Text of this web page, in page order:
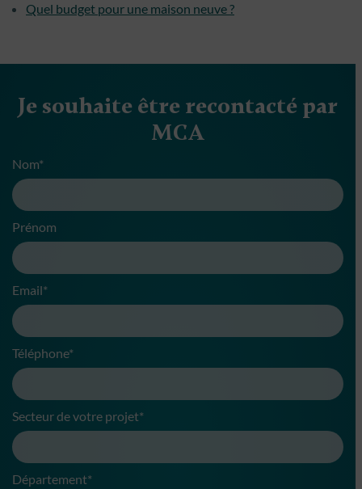
Quel budget pour une maison neuve ?
Je souhaite être recontacté par
MCA
Nom*
Prénom
Email*
Téléphone*
Secteur de votre projet*
Département*